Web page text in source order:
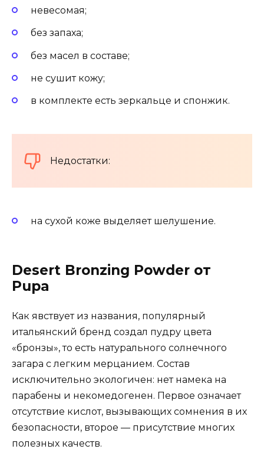
невесомая;
без запаха;
без масел в составе;
не сушит кожу;
в комплекте есть зеркальце и спонжик.
Недостатки:
на сухой коже выделяет шелушение.
Desert Bronzing Powder от
Pupa
Как явствует из названия, популярный
итальянский бренд создал пудру цвета
«бронзы», то есть натурального солнечного
загара с легким мерцанием. Состав
исключительно экологичен: нет намека на
парабены и некомедогенен. Первое означает
отсутствие кислот, вызывающих сомнения в их
безопасности, второе — присутствие многих
полезных качеств.